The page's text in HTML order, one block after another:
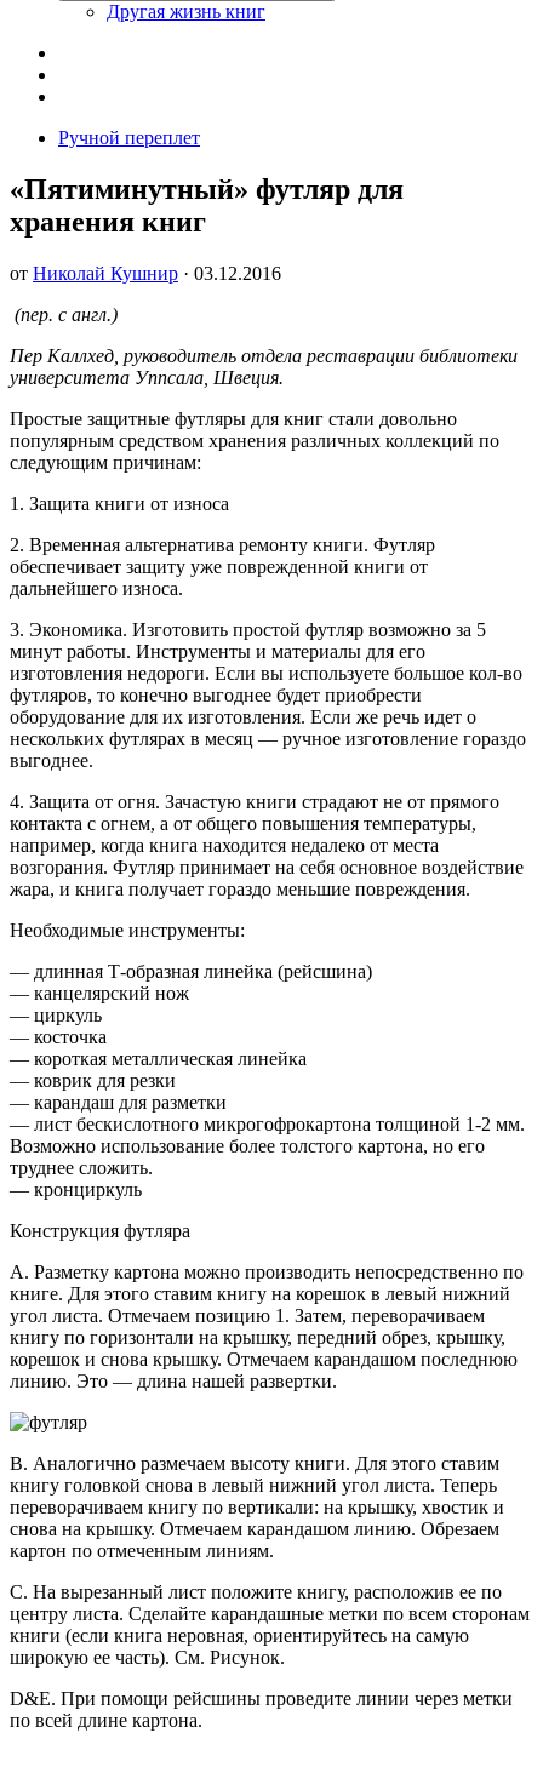
Другая жизнь книг
Ручной переплет
«Пятиминутный» футляр для
хранения книг
от Николай Кушнир · 03.12.2016
(пер. с англ.)
Пер Каллхед, руководитель отдела реставрации библиотеки
университета Уппсала, Швеция.
Простые защитные футляры для книг стали довольно
популярным средством хранения различных коллекций по
следующим причинам:
1. Защита книги от износа
2. Временная альтернатива ремонту книги. Футляр
обеспечивает защиту уже поврежденной книги от
дальнейшего износа.
3. Экономика. Изготовить простой футляр возможно за 5
минут работы. Инструменты и материалы для его
изготовления недороги. Если вы используете большое кол-во
футляров, то конечно выгоднее будет приобрести
оборудование для их изготовления. Если же речь идет о
нескольких футлярах в месяц — ручное изготовление гораздо
выгоднее.
4. Защита от огня. Зачастую книги страдают не от прямого
контакта с огнем, а от общего повышения температуры,
например, когда книга находится недалеко от места
возгорания. Футляр принимает на себя основное воздействие
жара, и книга получает гораздо меньшие повреждения.
Необходимые инструменты:
— длинная Т-образная линейка (рейсшина)
— канцелярский нож
— циркуль
— косточка
— короткая металлическая линейка
— коврик для резки
— карандаш для разметки
— лист бескислотного микрогофрокартона толщиной 1-2 мм.
Возможно использование более толстого картона, но его
труднее сложить.
— кронциркуль
Конструкция футляра
A. Разметку картона можно производить непосредственно по
книге. Для этого ставим книгу на корешок в левый нижний
угол листа. Отмечаем позицию 1. Затем, переворачиваем
книгу по горизонтали на крышку, передний обрез, крышку,
корешок и снова крышку. Отмечаем карандашом последнюю
линию. Это — длина нашей развертки.
B. Аналогично размечаем высоту книги. Для этого ставим
книгу головкой снова в левый нижний угол листа. Теперь
переворачиваем книгу по вертикали: на крышку, хвостик и
снова на крышку. Отмечаем карандашом линию. Обрезаем
картон по отмеченным линиям.
C. На вырезанный лист положите книгу, расположив ее по
центру листа. Сделайте карандашные метки по всем сторонам
книги (если книга неровная, ориентируйтесь на самую
широкую ее часть). См. Рисунок.
D&E. При помощи рейсшины проведите линии через метки
по всей длине картона.